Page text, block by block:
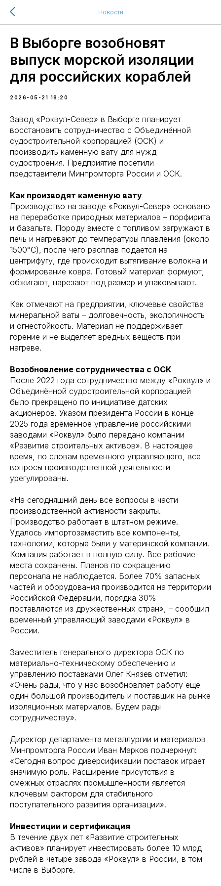
Новости
В Выборге возобновят
выпуск морской изоляции
для российских кораблей
2026-05-21 18:20
Завод «Роквул-Север» в Выборге планирует
восстановить сотрудничество с Объединённой
судостроительной корпорацией (ОСК) и
производить каменную вату для нужд
судостроения. Предприятие посетили
представители Минпромторга России и ОСК.
Как производят каменную вату
Производство на заводе «Роквул-Север» основано
на переработке природных материалов – порфирита
и базальта. Породу вместе с топливом загружают в
печь и нагревают до температуры плавления (около
1500°C), после чего расплав подаётся на
центрифугу, где происходит вытягивание волокна и
формирование ковра. Готовый материал формуют,
обжигают, нарезают под размер и упаковывают.
Как отмечают на предприятии, ключевые свойства
минеральной ваты – долговечность, экологичность
и огнестойкость. Материал не поддерживает
горение и не выделяет вредных веществ при
нагреве.
Возобновление сотрудничества с ОСК
После 2022 года сотрудничество между «Роквул» и
Объединённой судостроительной корпорацией
было прекращено по инициативе датских
акционеров. Указом президента России в конце
2025 года временное управление российскими
заводами «Роквул» было передано компании
«Развитие строительных активов». В настоящее
время, по словам временного управляющего, все
вопросы производственной деятельности
урегулированы.
«На сегодняшний день все вопросы в части
производственной активности закрыты.
Производство работает в штатном режиме.
Удалось импортозаместить все компоненты,
технологии, которые были у материнской компании.
Компания работает в полную силу. Все рабочие
места сохранены. Планов по сокращению
персонала не наблюдается. Более 70% запасных
частей и оборудования производится на территории
Российской Федерации, порядка 30%
поставляются из дружественных стран», – сообщил
временный управляющий заводами «Роквул» в
России.
Заместитель генерального директора ОСК по
материально-техническому обеспечению и
управлению поставками Олег Князев отметил:
«Очень рады, что у нас возобновляет работу еще
один большой производитель и поставщик на рынке
изоляционных материалов. Будем рады
сотрудничеству».
Директор департамента металлургии и материалов
Минпромторга России Иван Марков подчеркнул:
«Сегодня вопрос диверсификации поставок играет
значимую роль. Расширение присутствия в
смежных отраслях промышленности является
ключевым фактором для стабильного
поступательного развития организации».
Инвестиции и сертификация
В течение двух лет «Развитие строительных
активов» планирует инвестировать более 10 млрд
рублей в четыре завода «Роквул» в России, в том
числе в Выборге.